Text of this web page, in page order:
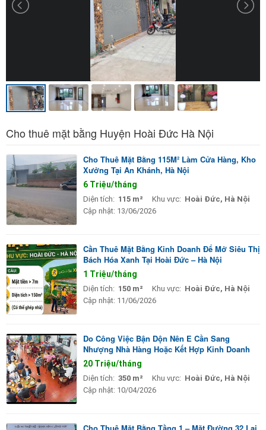
Cho thuê mặt bằng Huyện Hoài Đức Hà Nội
Cho Thuê Mặt Bằng 115M² Làm Cửa Hàng, Kho
Xưởng Tại An Khánh, Hà Nội
6 Triệu/tháng
Diện tích: 115 m² Khu vực: Hoài Đức, Hà Nội
Cập nhật: 13/06/2026
Cần Thuê Mặt Bằng Kinh Doanh Để Mở Siêu Thị
Bách Hóa Xanh Tại Hoài Đức – Hà Nội
1 Triệu/tháng
Diện tích: 150 m² Khu vực: Hoài Đức, Hà Nội
Cập nhật: 11/06/2026
Do Công Việc Bận Dộn Nên E Cần Sang
Nhượng Nhà Hàng Hoặc Kết Hợp Kinh Doanh
20 Triệu/tháng
Diện tích: 350 m² Khu vực: Hoài Đức, Hà Nội
Cập nhật: 10/04/2026